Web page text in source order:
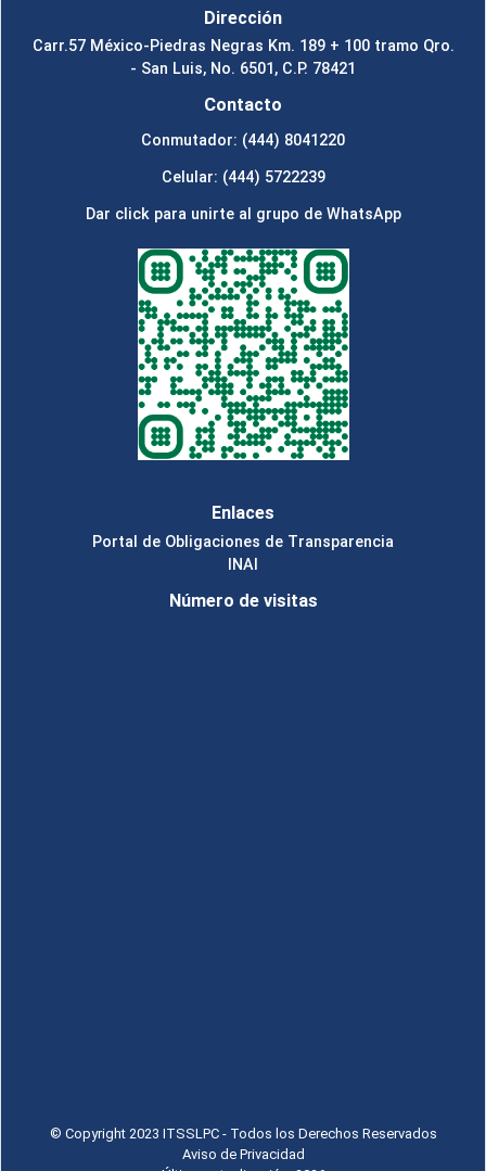
Dirección
Carr.57 México-Piedras Negras Km. 189 + 100 tramo Qro.
- San Luis, No. 6501, C.P. 78421
Contacto
Conmutador: (444) 8041220
Celular: (444) 5722239
Dar click para unirte al grupo de WhatsApp
Enlaces
Portal de Obligaciones de Transparencia
INAI
Número de visitas
© Copyright 2023 ITSSLPC - Todos los Derechos Reservados
Aviso de Privacidad